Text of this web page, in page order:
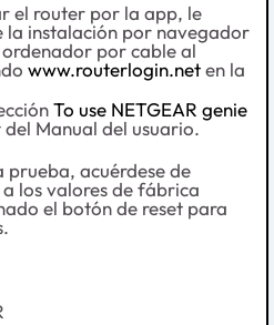
el router por la app, le
la instalación por navegador
por cable al
www.routerlogin.neten la
To use NETGEAR genie
del Manual del usuario.
prueba, acuérdese de
los valores de fábrica
el botón de reset para